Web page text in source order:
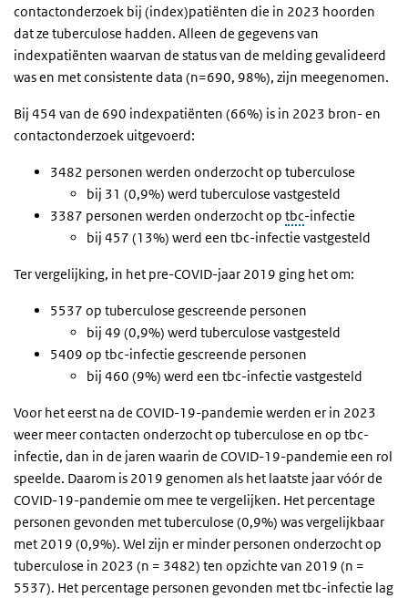
contactonderzoek bij (index)patiënten die in 2023 hoorden
dat ze tuberculose hadden. Alleen de gegevens van
indexpatiënten waarvan de status van de melding gevalideerd
was en met consistente data (n=690, 98%), zijn meegenomen.
Bij 454 van de 690 indexpatiënten (66%) is in 2023 bron- en
contactonderzoek uitgevoerd:
3482 personen werden onderzocht op tuberculose
bij 31 (0,9%) werd tuberculose vastgesteld
3387 personen werden onderzocht op tbc-infectie
bij 457 (13%) werd een tbc-infectie vastgesteld
Ter vergelijking, in het pre-COVID-jaar 2019 ging het om:
5537 op tuberculose gescreende personen
bij 49 (0,9%) werd tuberculose vastgesteld
5409 op tbc-infectie gescreende personen
bij 460 (9%) werd een tbc-infectie vastgesteld
Voor het eerst na de COVID-19-pandemie werden er in 2023
weer meer contacten onderzocht op tuberculose en op tbc-
infectie, dan in de jaren waarin de COVID-19-pandemie een rol
speelde. Daarom is 2019 genomen als het laatste jaar vóór de
COVID-19-pandemie om mee te vergelijken. Het percentage
personen gevonden met tuberculose (0,9%) was vergelijkbaar
met 2019 (0,9%). Wel zijn er minder personen onderzocht op
tuberculose in 2023 (n = 3482) ten opzichte van 2019 (n =
5537). Het percentage personen gevonden met tbc-infectie lag